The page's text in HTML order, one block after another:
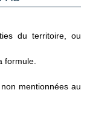
un passeport
même dans
les autorités
Public en
du territoire, ou
formule.
mentionnées au